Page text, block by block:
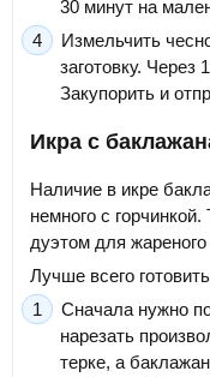
30 минут на
Измельчить
заготовку. Через
Закупорить и
Икра с
Наличие в икре
немного с
дуэтом для
Лучше всего
Сначала нужно
нарезать
терке, а